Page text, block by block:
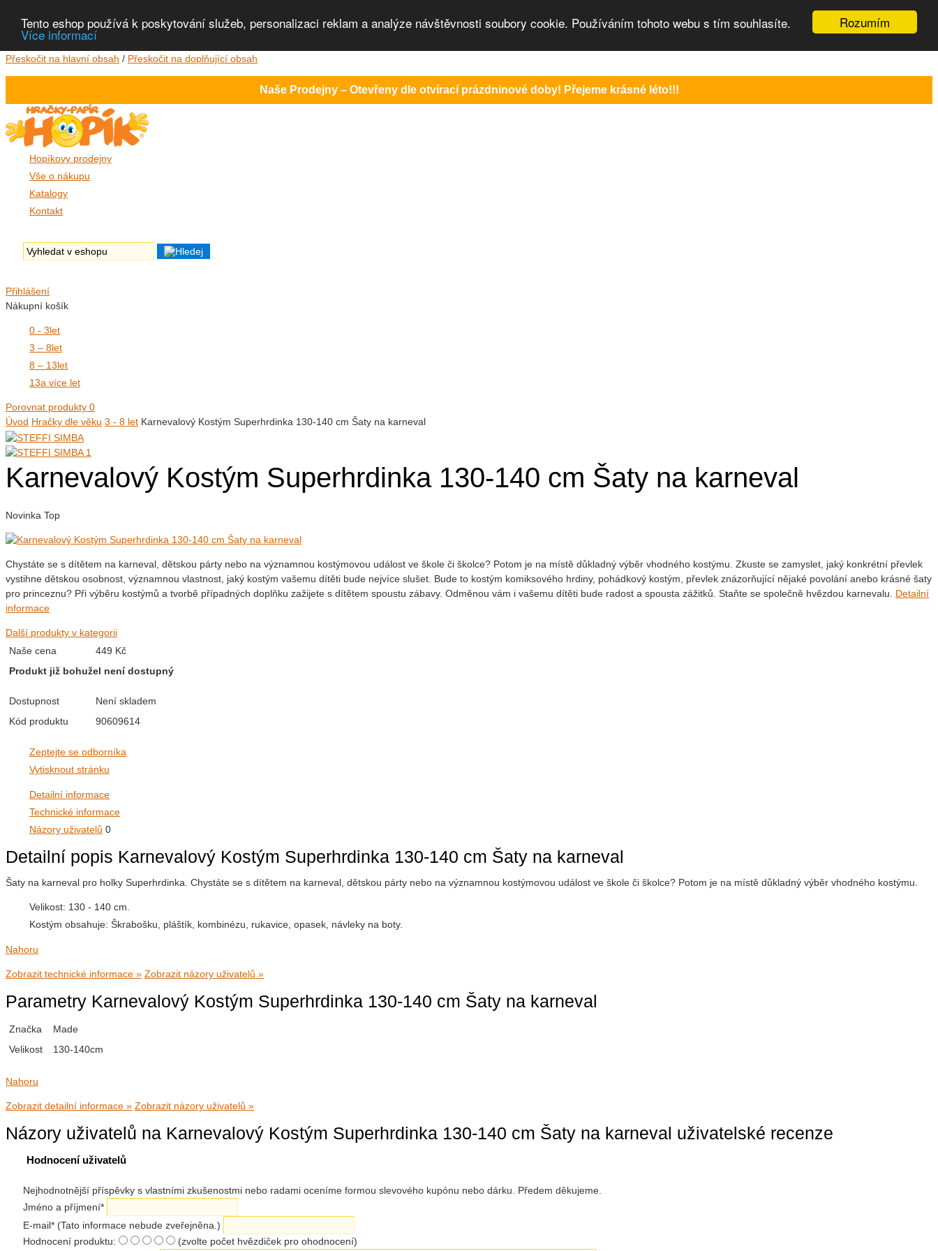
Rozumím
Tento eshop používá k poskytování služeb, personalizaci reklam a analýze návštěvnosti soubory cookie. Používáním tohoto webu s tím souhlasíte.
Více informací
Přeskočit na hlavní obsah / Přeskočit na doplňující obsah
Naše Prodejny – Otevřeny dle otvírací prázdninové doby! Přejeme krásné léto!!!
Hopíkovy prodejny
Vše o nákupu
Katalogy
Kontakt
Přihlášení
Nákupní košík
0 - 3let
3 – 8let
8 – 13let
13a více let
Porovnat produkty 0
Úvod Hračky dle věku 3 - 8 let Karnevalový Kostým Superhrdinka 130-140 cm Šaty na karneval
Karnevalový Kostým Superhrdinka 130-140 cm Šaty na karneval
Novinka Top
Chystáte se s dítětem na karneval, dětskou párty nebo na významnou kostýmovou událost ve škole či školce? Potom je na místě důkladný výběr vhodného kostýmu. Zkuste se zamyslet, jaký konkrétní převlek
vystihne dětskou osobnost, významnou vlastnost, jaký kostým vašemu dítěti bude nejvíce slušet. Bude to kostým komiksového hrdiny, pohádkový kostým, převlek znázorňující nějaké povolání anebo krásné šaty
pro princeznu? Při výběru kostýmů a tvorbě případných doplňku zažijete s dítětem spoustu zábavy. Odměnou vám i vašemu dítěti bude radost a spousta zážitků. Staňte se společně hvězdou karnevalu. Detailní
informace
Další produkty v kategorii
Naše cena
449 Kč
Produkt již bohužel není dostupný
Dostupnost
Není skladem
Kód produktu
90609614
Zeptejte se odborníka
Vytisknout stránku
Detailní informace
Technické informace
Názory uživatelů 0
Detailní popis Karnevalový Kostým Superhrdinka 130-140 cm Šaty na karneval
Šaty na karneval pro holky Superhrdinka. Chystáte se s dítětem na karneval, dětskou párty nebo na významnou kostýmovou událost ve škole či školce? Potom je na místě důkladný výběr vhodného kostýmu.
Velikost: 130 - 140 cm.
Kostým obsahuje: Škrabošku, pláštík, kombinézu, rukavice, opasek, návleky na boty.
Nahoru
Zobrazit technické informace » Zobrazit názory uživatelů »
Parametry Karnevalový Kostým Superhrdinka 130-140 cm Šaty na karneval
Značka
Made
Velikost
130-140cm
Nahoru
Zobrazit detailní informace » Zobrazit názory uživatelů »
Názory uživatelů na Karnevalový Kostým Superhrdinka 130-140 cm Šaty na karneval uživatelské recenze
Hodnocení uživatelů
Nejhodnotnější příspěvky s vlastními zkušenostmi nebo radami oceníme formou slevového kupónu nebo dárku. Předem děkujeme.
Jméno a příjmení*
E-mail* (Tato informace nebude zveřejněna.)
Hodnocení produktu:
(zvolte počet hvězdiček pro ohodnocení)